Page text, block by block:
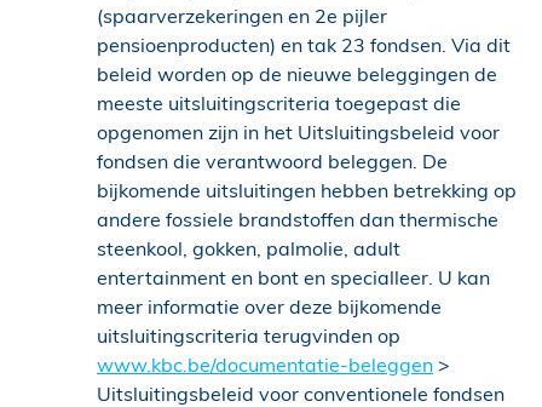
(spaarverzekeringen en 2e pijler
pensioenproducten) en tak 23 fondsen. Via dit
beleid worden op de nieuwe beleggingen de
meeste uitsluitingscriteria toegepast die
opgenomen zijn in het Uitsluitingsbeleid voor
fondsen die verantwoord beleggen. De
bijkomende uitsluitingen hebben betrekking op
andere fossiele brandstoffen dan thermische
steenkool, gokken, palmolie, adult
entertainment en bont en specialleer. U kan
meer informatie over deze bijkomende
uitsluitingscriteria terugvinden op
www.kbc.be/documentatie-beleggen >
Uitsluitingsbeleid voor conventionele fondsen